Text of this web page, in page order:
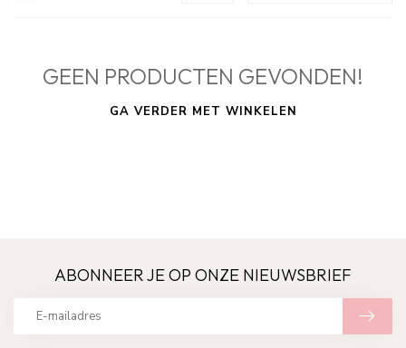
GEEN PRODUCTEN GEVONDEN!
GA VERDER MET WINKELEN
ABONNEER JE OP ONZE NIEUWSBRIEF